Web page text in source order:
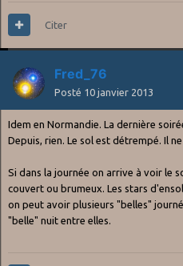
Citer
Fred_76
Posté 10 janvier 2013
Idem en Normandie. La dernière
Depuis, rien. Le sol est détrempé. Il
Si dans la journée on arrive à voir le
couvert ou brumeux. Les stars
on peut avoir plusieurs "belles"
"belle" nuit entre elles.